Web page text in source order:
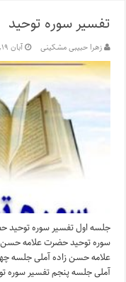
تفسیر سوره توحید
زهرا حبیبی مشکینی آبان ۱۹, ۱۳۹۸
جلسه اول تفسیر سوره توحید
سوره توحید حضرت علامه
علامه حسن زاده آملی جلسه
آملی جلسه پنجم تفسیر سوره